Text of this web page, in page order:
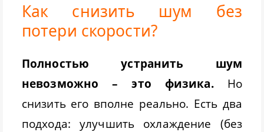
Как снизить шум без
потери скорости?
Полностью устранить шум
невозможно – это физика.Но
снизить его вполне реально. Есть два
подхода: улучшить охлаждение (без